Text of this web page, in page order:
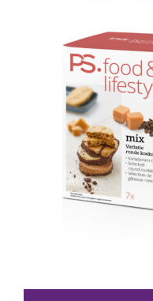
Ervaringen
Over ons